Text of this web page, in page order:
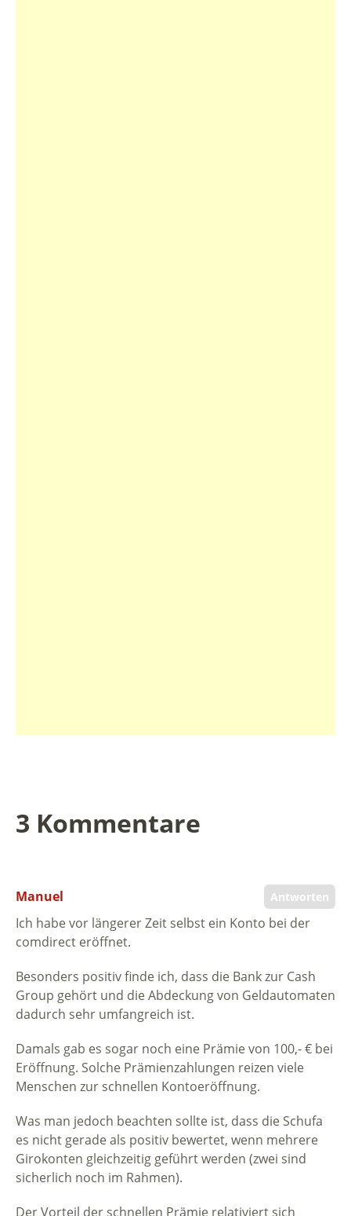
3 Kommentare
Antworten
Manuel
Ich habe vor längerer Zeit selbst ein Konto bei der
comdirect eröffnet.
Besonders positiv finde ich, dass die Bank zur Cash
Group gehört und die Abdeckung von Geldautomaten
dadurch sehr umfangreich ist.
Damals gab es sogar noch eine Prämie von 100,- € bei
Eröffnung. Solche Prämienzahlungen reizen viele
Menschen zur schnellen Kontoeröffnung.
Was man jedoch beachten sollte ist, dass die Schufa
es nicht gerade als positiv bewertet, wenn mehrere
Girokonten gleichzeitig geführt werden (zwei sind
sicherlich noch im Rahmen).
Der Vorteil der schnellen Prämie relativiert sich